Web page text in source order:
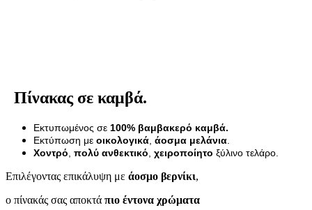
Πίνακας σε καμβά.
Εκτυπωμένος σε 100% βαμβακερό καμβά.
Εκτύπωση με οικολογικά άοσμα μελάνια
Χοντρό πολύ ανθεκτικό χειροποίητο ξύλινο τελάρο.
Επιλέγοντας επικάλυψη με άοσμο βερνίκι,
ο πίνακάς σας αποκτά πιο έντονα χρώματα